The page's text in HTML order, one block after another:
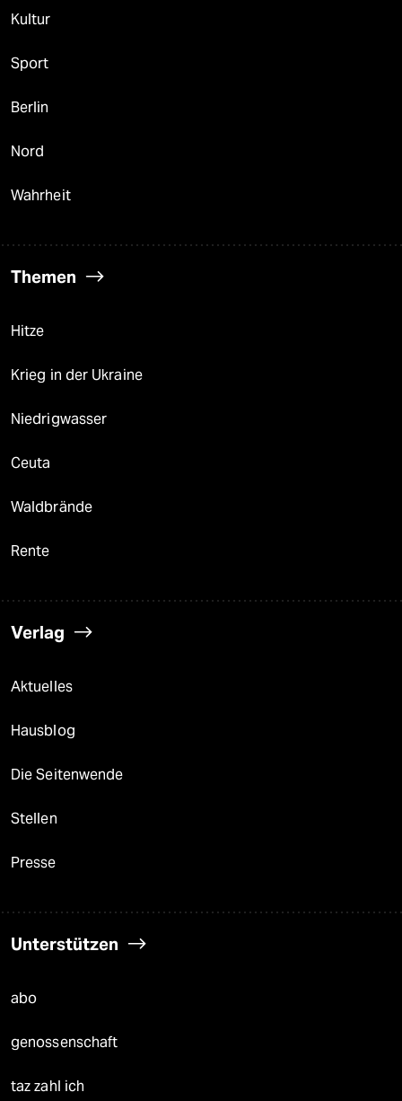
Kultur
Sport
Berlin
Nord
Wahrheit
Themen
Hitze
Krieg in der Ukraine
Niedrigwasser
Ceuta
Waldbrände
Rente
Verlag
Aktuelles
Hausblog
Die Seitenwende
Stellen
Presse
Unterstützen
abo
genossenschaft
taz zahl ich